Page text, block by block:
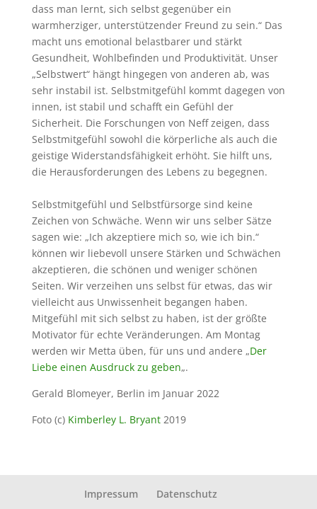
dass man lernt, sich selbst gegenüber ein
warmherziger, unterstützender Freund zu sein.“ Das
macht uns emotional belastbarer und stärkt
Gesundheit, Wohlbefinden und Produktivität. Unser
„Selbstwert“ hängt hingegen von anderen ab, was
sehr instabil ist. Selbstmitgefühl kommt dagegen von
innen, ist stabil und schafft ein Gefühl der
Sicherheit. Die Forschungen von Neff zeigen, dass
Selbstmitgefühl sowohl die körperliche als auch die
geistige Widerstandsfähigkeit erhöht. Sie hilft uns,
die Herausforderungen des Lebens zu begegnen.
Selbstmitgefühl und Selbstfürsorge sind keine
Zeichen von Schwäche. Wenn wir uns selber Sätze
sagen wie: „Ich akzeptiere mich so, wie ich bin.“
können wir liebevoll unsere Stärken und Schwächen
akzeptieren, die schönen und weniger schönen
Seiten. Wir verzeihen uns selbst für etwas, das wir
vielleicht aus Unwissenheit begangen haben.
Mitgefühl mit sich selbst zu haben, ist der größte
Motivator für echte Veränderungen. Am Montag
werden wir Metta üben, für uns und andere „Der
Liebe einen Ausdruck zu geben„.
Gerald Blomeyer, Berlin im Januar 2022
Foto (c) Kimberley L. Bryant2019
Impressum Datenschutz